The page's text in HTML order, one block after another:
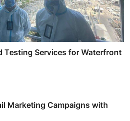
Testing Services for Waterfront
Marketing Campaigns with